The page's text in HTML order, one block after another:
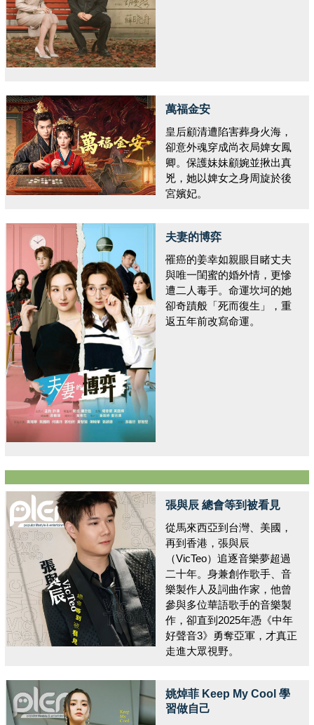
萬福金安
皇后顧清遭陷害葬身火海，
卻意外魂穿成尚衣局婢女鳳
卿。保護妹妹顧婉並揪出真
兇，她以婢女之身周旋於後
宮嬪妃。
夫妻的博弈
罹癌的姜幸如親眼目睹丈夫
與唯一閨蜜的婚外情，更慘
遭二人毒手。命運坎坷的她
卻奇蹟般「死而復生」，重
返五年前改寫命運。
張與辰 總會等到被看見
從馬來西亞到台灣、美國，
再到香港，張與辰
（VicTeo）追逐音樂夢超過
二十年。身兼創作歌手、音
樂製作人及詞曲作家，他曾
參與多位華語歌手的音樂製
作，卻直到2025年憑《中年
好聲音3》勇奪亞軍，才真正
走進大眾視野。
姚焯菲 Keep My Cool 學
習做自己